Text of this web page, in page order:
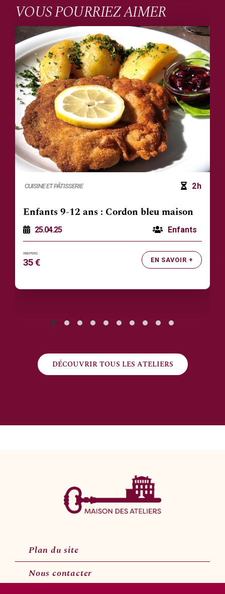
VOUS POURRIEZ AIMER
CUISINE ET PÂTISSERIE 2h
Enfants 9-12 ans : Cordon bleu maison
Enfants
25.04.25
EN SAVOIR +
35 €
DÉCOUVRIR TOUS LES ATELIERS
Plan du site
Nous contacter